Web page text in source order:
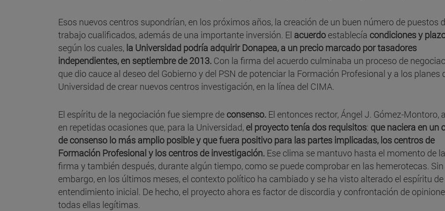
Esos nuevos centros supondrían, en los próximos años, la creación de un buen número de puestos
trabajo cualificados, además de una importante inversión. El acuerdo establecía condiciones y
según los cuales, la Universidad podría adquirir Donapea, a un precio marcado por tasadores
independientes, en septiembre de 2013. Con la firma del acuerdo culminaba un proceso de
que dio cauce al deseo del Gobierno y del PSN de potenciar la Formación Profesional y a los planes
Universidad de crear nuevos centros investigación, en la línea del CIMA.
El espíritu de la negociación fue siempre de consenso. El entonces rector, Ángel J. Gómez-Montoro,
en repetidas ocasiones que, para la Universidad, el proyecto tenía dos requisitos: que naciera en un
de consenso lo más amplio posible y que fuera positivo para las partes implicadas, los centros de
Formación Profesional y los centros de investigación. Ese clima se mantuvo hasta el momento de la
firma y también después, durante algún tiempo, como se puede comprobar en las hemerotecas. Sin
embargo, en los últimos meses, el contexto político ha cambiado y se ha visto alterado el espíritu de
entendimiento inicial. De hecho, el proyecto ahora es factor de discordia y confrontación de
todas ellas legítimas.